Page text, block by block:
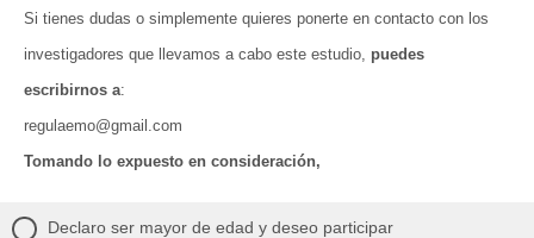
Si tienes dudas o simplemente quieres ponerte en contacto con los
investigadores que llevamos a cabo este estudio, puedes
escribirnos a:
regulaemo@gmail.com
Tomando lo expuesto en consideración,
Declaro ser mayor de edad y deseo participar